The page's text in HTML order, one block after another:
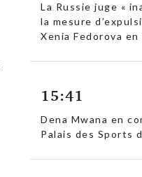
La Russie juge «
la mesure
Xenia Fedorova en
15:41
Dena Mwana en
Palais des Sports